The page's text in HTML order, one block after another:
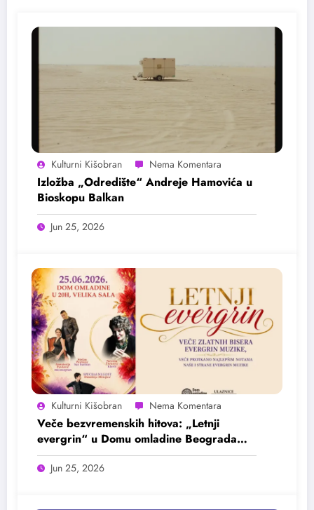
Kulturni Kišobran
Izložba „Odredište“ Andreje Hamovića u
Bioskopu Balkan
Jun 25, 2026
Kulturni Kišobran
Veče bezvremenskih hitova: „Letnji
evergrin“ u Domu omladine Beograda
25. juna
Jun 25, 2026